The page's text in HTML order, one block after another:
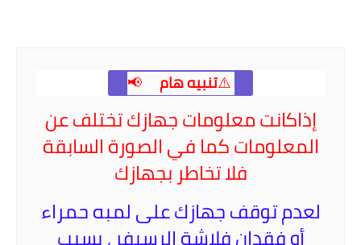
⚠️تنبيه هام 📢
إذاكانتمعلومات جهازك تختلف عن
المعلومات كما في الصورة السابقة
فلا تخاطر بجهازك
لعدم توقف جهازك على لمبه حمراء
أو فقدان فلاشة الرسيفر ، بسبب